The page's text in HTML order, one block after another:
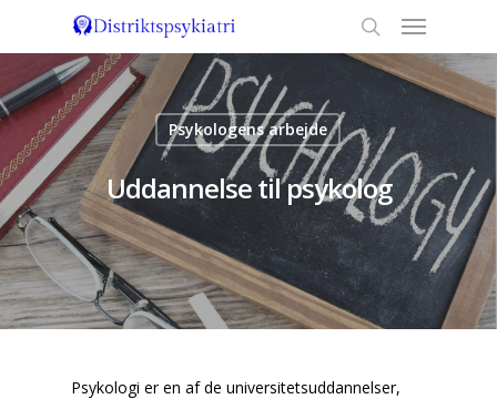
Psykologens arbejde
Uddannelse til psykolog
Psykologi er en af de universitetsuddannelser,